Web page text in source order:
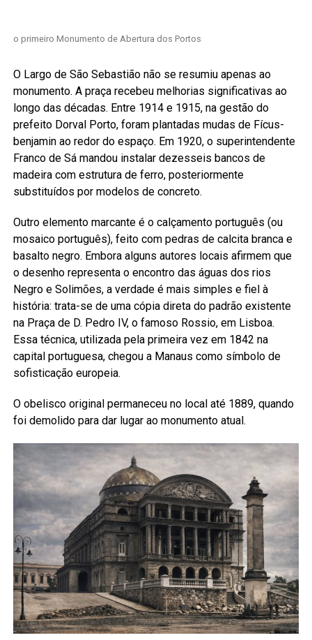
o primeiro Monumento de Abertura dos Portos
O Largo de São Sebastião não se resumiu apenas ao
monumento. A praça recebeu melhorias significativas ao
longo das décadas. Entre 1914 e 1915, na gestão do
prefeito Dorval Porto, foram plantadas mudas de Fícus-
benjamin ao redor do espaço. Em 1920, o superintendente
Franco de Sá mandou instalar dezesseis bancos de
madeira com estrutura de ferro, posteriormente
substituídos por modelos de concreto.
Outro elemento marcante é o calçamento português (ou
mosaico português), feito com pedras de calcita branca e
basalto negro. Embora alguns autores locais afirmem que
o desenho representa o encontro das águas dos rios
Negro e Solimões, a verdade é mais simples e fiel à
história: trata-se de uma cópia direta do padrão existente
na Praça de D. Pedro IV, o famoso Rossio, em Lisboa.
Essa técnica, utilizada pela primeira vez em 1842 na
capital portuguesa, chegou a Manaus como símbolo de
sofisticação europeia.
O obelisco original permaneceu no local até 1889, quando
foi demolido para dar lugar ao monumento atual.